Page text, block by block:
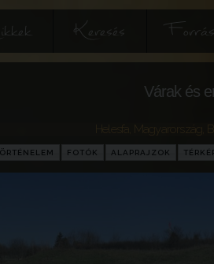
Keresés
Várak és
Helesfa Magyarország
FOTÓK ALAPRAJZOK